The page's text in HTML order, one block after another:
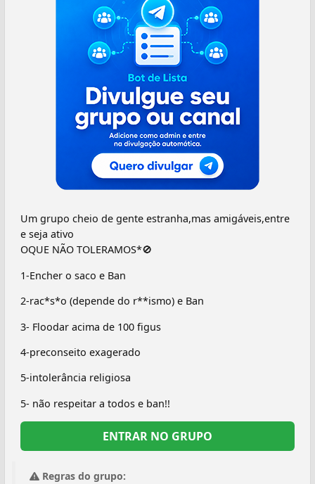
Um grupo cheio de gente estranha,mas amigáveis,entre
e seja ativo
OQUE NÃO TOLERAMOS*🚫
1-Encher o saco e Ban
2-rac*s*o (depende do r**ismo) e Ban
3- Floodar acima de 100 figus
4-preconseito exagerado
5-intolerância religiosa
5- não respeitar a todos e ban!!
ENTRAR NO GRUPO
Regras do grupo: